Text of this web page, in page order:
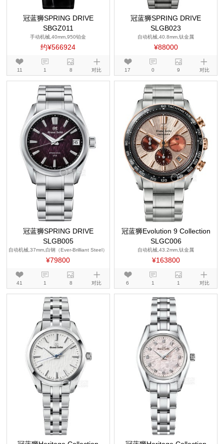
冠蓝狮SPRING DRIVE
SBGZ011
手动机械,40mm,950铂金
约¥566924
11 1 8 对比
冠蓝狮SPRING DRIVE
SLGB023
自动机械,40.8mm,钛金属
¥88000
17 0 9 对比
冠蓝狮SPRING DRIVE
SLGB005
自动机械,37mm,白钢（Ever-Brilliant Steel）
¥79800
41 1 8 对比
冠蓝狮Evolution 9 Collection
SLGC006
自动机械,43.2mm,钛金属
¥163800
6 1 1 对比